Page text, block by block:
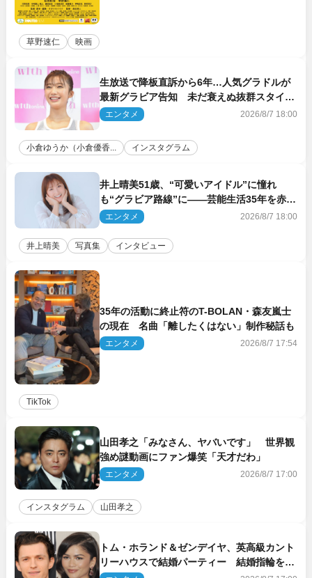
草野速仁 映画
生放送で降板直訴から6年…人気グラドルが
最新グラビア告知 未だ衰えぬ抜群スタイル
に反響
エンタメ 2026/8/7 18:00
小倉ゆうか（小倉優香... インスタグラム
井上晴美51歳、“可愛いアイドル”に憧れ
も“グラビア路線”に――芸能生活35年を赤
裸々に語る 27年ぶりに写真集発売
エンタメ 2026/8/7 18:00
井上晴美 写真集 インタビュー
35年の活動に終止符のT-BOLAN・森友嵐士
の現在 名曲「離したくはない」制作秘話も
エンタメ 2026/8/7 17:54
TikTok
山田孝之「みなさん、ヤバいです」 世界観
強め謎動画にファン爆笑「天才だわ」
エンタメ 2026/8/7 17:00
インスタグラム 山田孝之
トム・ホランド＆ゼンデイヤ、英高級カント
リーハウスで結婚パーティー 結婚指輪を身